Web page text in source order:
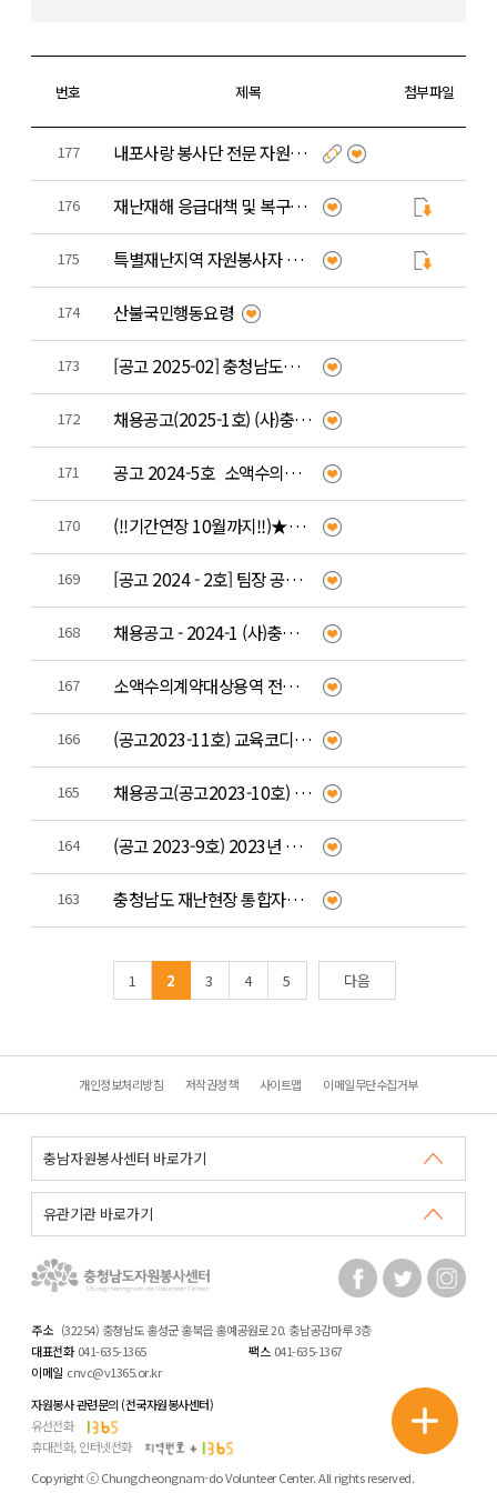
번호 제목 첨부파일
177 내포사랑 봉사단 전문 자원봉사자 모집
176 재난재해 응급대책 및 복구활동에 자원봉사 참여시 민방위교육 면제 안내
175 특별재난지역 자원봉사자 차량 고속도로 통행료 면제 시행 안내
174 산불국민행동요령
173 [공고 2025-02] 충청남도자원봉사센터장 공개 채용 최종 합격자 발표
172 채용공고(2025-1호) (사)충청남도자원봉사센터장 채용 공고
171 공고 2024-5호_소액수의계약대상용역 전자입찰(견적서)제출 공고 - 우수봉사자 모바일플랫폼, 마일리지 통합…
170 (!!기간연장 10월까지!!)★★자원봉사 희망의 성지 볼런투어 플로깅 이벤트!!★★
169 [공고 2024 - 2호] 팀장 공개 채용 최종 합격자 발표
168 채용공고 - 2024-1 (사)충청남도자원봉사센터 직원(팀장) 채용 공고
167 소액수의계약대상용역 전자입찰(견적서)제출 공고 - 우수봉사자 모바일플랫폼, 마일리지 통합관리시스템 유지보수
166 (공고2023-11호) 교육코디네이터 채용 최종 합격자 발표
165 채용공고(공고2023-10호) (사)충청남도자원봉사센터 교육코디네이터 채용 공고
164 (공고 2023-9호) 2023년 자원봉사 홍보 영상 공모전 심사 결과 발표
163 충청남도 재난현장 통합자원봉사지원단 운영
1 2 3 4 5 다음
개인정보처리방침 저작권정책 사이트맵 이메일무단수집거부
주소 (32254) 충청남도 홍성군 홍북읍 홍예공원로 20. 충남공감마루 3층
대표전화 041-635-1365 팩스 041-635-1367
이메일 cnvc@v1365.or.kr
자원봉사 관련문의 (전국자원봉사센터)
유선전화
휴대전화, 인터넷전화
Copyright ⓒ Chungcheongnam-do Volunteer Center. All rights reserved.